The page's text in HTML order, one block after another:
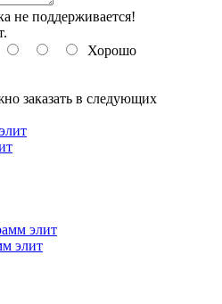
не поддерживается!
Хорошо
заказать в следующих
элит